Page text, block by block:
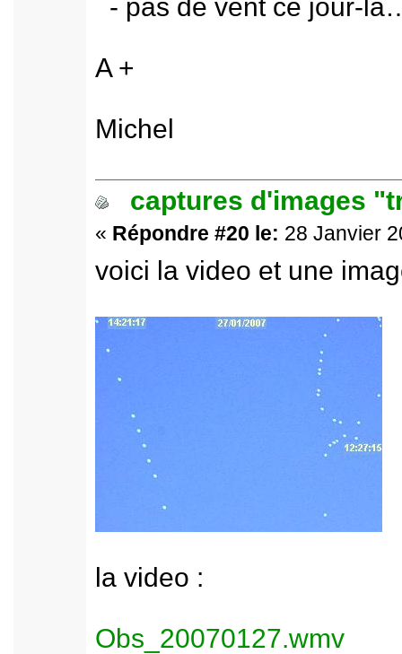
- pas de vent ce jour-
A +
Michel
captures d'images
« Répondre #20 le: 28 Janvier
voici la video et une
la video :
Obs_20070127.wmv